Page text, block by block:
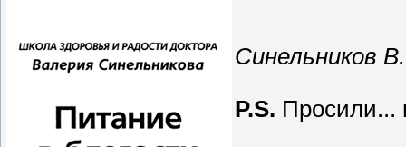
Синельников В.
P.S. Просили...